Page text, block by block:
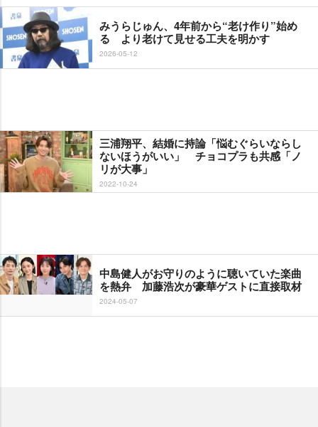
みうらじゅん、4年前から“老け作り”始め
る より老けて見せる工夫を明かす
2026-05-12
三浦翔平、結婚に持論「悩むぐらいならし
ないほうがいい」 チョコプラも共感「ノ
リが大事」
2022-10-24
中島健人がお守りのように聴いていた楽曲
を熱弁 加藤浩次が豪華ゲストに直接取材
2024-05-07